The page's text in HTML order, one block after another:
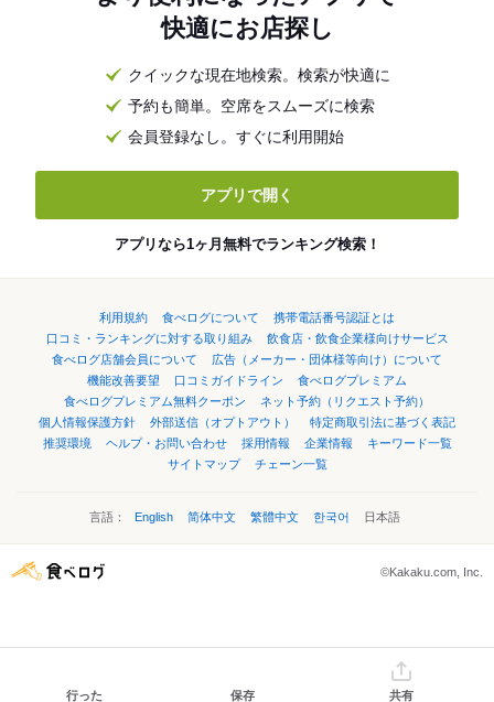
快適にお店探し
クイックな現在地検索。検索が快適に
予約も簡単。空席をスムーズに検索
会員登録なし。すぐに利用開始
アプリで開く
アプリなら1ヶ月無料でランキング検索！
利用規約 食べログについて
携帯電話番号認証とは
口コミ・ランキングに対する取り組み
飲食店・飲食企業様向けサービス
食べログ店舗会員について
広告（メーカー・団体様等向け）について
機能改善要望
口コミガイドライン
食べログプレミアム
食べログプレミアム無料クーポン
ネット予約（リクエスト予約）
個人情報保護方針
外部送信（オプトアウト）
特定商取引法に基づく表記
推奨環境
ヘルプ・お問い合わせ 採用情報 企業情報
キーワード一覧
サイトマップ
チェーン一覧
言語： English 简体中文 繁體中文 한국어 日本語
©Kakaku.com, Inc.
行った 保存 共有